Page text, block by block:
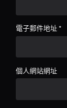
電子郵件地址 *
個人網站網址